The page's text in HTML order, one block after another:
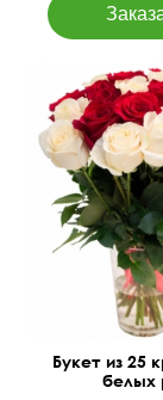
50 см
Букет из 25
белых